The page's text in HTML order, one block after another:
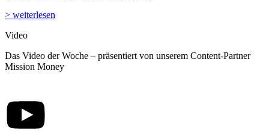
> weiterlesen
Video
Das Video der Woche – präsentiert von unserem Content-Partner
Mission Money